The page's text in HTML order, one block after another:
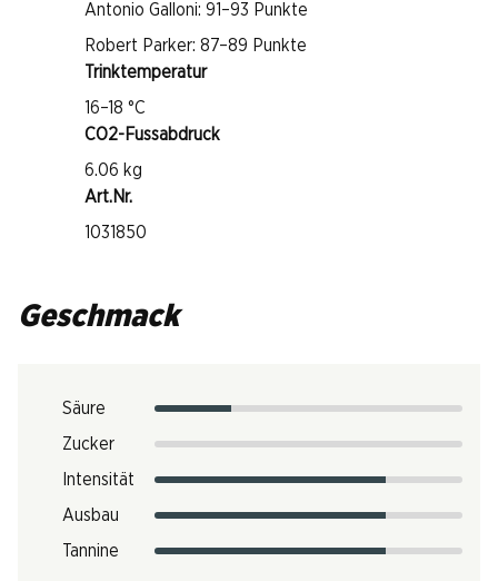
Antonio Galloni: 91–93 Punkte
Robert Parker: 87–89 Punkte
Trinktemperatur
16–18 °C
CO2-Fussabdruck
6.06 kg
Art.Nr.
1031850
Geschmack
Säure
Zucker
Intensität
Ausbau
Tannine